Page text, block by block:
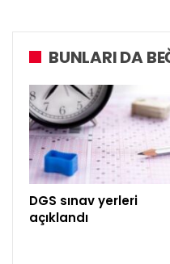
BUNLARI DA
DGS sınav yerleri
açıklandı